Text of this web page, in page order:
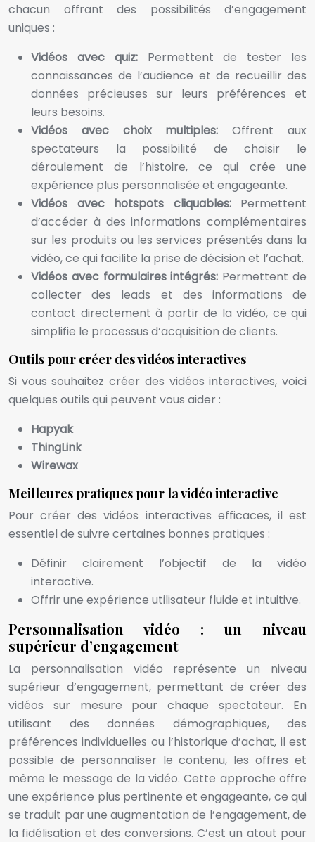
chacun offrant des possibilités d’engagement
uniques :
Vidéos avec quiz: Permettent de tester les
connaissances de l’audience et de recueillir des
données précieuses sur leurs préférences et
leurs besoins.
Vidéos avec choix multiples:Offrent aux
spectateurs la possibilité de choisir le
déroulement de l’histoire, ce qui crée une
expérience plus personnalisée et engageante.
Vidéos avec hotspots cliquables: Permettent
d’accéder à des informations complémentaires
sur les produits ou les services présentés dans la
vidéo, ce qui facilite la prise de décision et l’achat.
Vidéos avec formulaires intégrés: Permettent de
collecter des leads et des informations de
contact directement à partir de la vidéo, ce qui
simplifie le processus d’acquisition de clients.
Outils pour créer des vidéos interactives
Si vous souhaitez créer des vidéos interactives, voici
quelques outils qui peuvent vous aider :
Hapyak
ThingLink
Wirewax
Meilleures pratiques pour la vidéo interactive
Pour créer des vidéos interactives efficaces, il est
essentiel de suivre certaines bonnes pratiques :
Définir clairement l’objectif de la vidéo
interactive.
Offrir une expérience utilisateur fluide et intuitive.
Personnalisation vidéo : un niveau
supérieur d’engagement
La personnalisation vidéo représente un niveau
supérieur d’engagement, permettant de créer des
vidéos sur mesure pour chaque spectateur. En
utilisant des données démographiques, des
préférences individuelles ou l’historique d’achat, il est
possible de personnaliser le contenu, les offres et
même le message de la vidéo. Cette approche offre
une expérience plus pertinente et engageante, ce qui
se traduit par une augmentation de l’engagement, de
la fidélisation et des conversions. C’est un atout pour